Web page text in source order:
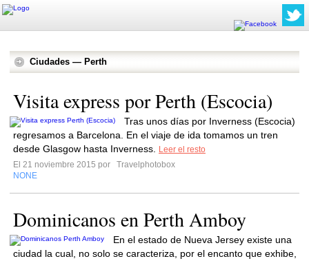
Ciudades — Perth
Visita express por Perth (Escocia)
Tras unos días por Inverness (Escocia)
regresamos a Barcelona. En el viaje de ida tomamos un tren
desde Glasgow hasta Inverness.
Leer el resto
El 21 noviembre 2015 por
Travelphotobox
NONE
Dominicanos en Perth Amboy
En el estado de Nueva Jersey existe una
ciudad la cual, no solo se caracteriza, por el encanto que exhibe,